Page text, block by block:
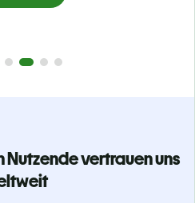
Nutzende vertrauen uns